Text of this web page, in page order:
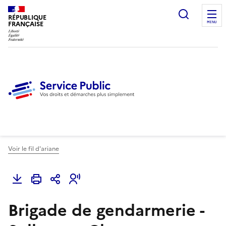
RÉPUBLIQUE
FRANÇAISE
Ouvrir
MENU
Voir le fil d'ariane
Brigade de gendarmerie -